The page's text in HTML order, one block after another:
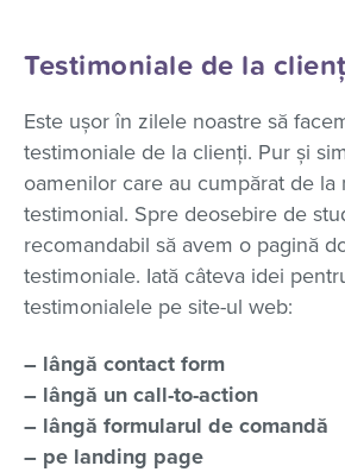
Testimoniale de la
Este ușor în zilele noastre să
testimoniale de la clienți. Pur și
oamenilor care au cumpărat de la
testimonial. Spre deosebire de
recomandabil să avem o pagină
testimoniale. Iată câteva idei
testimonialele pe site-ul web:
– lângă contact form
– lângă un call-to-action
– lângă formularul de comandă
– pe landing page